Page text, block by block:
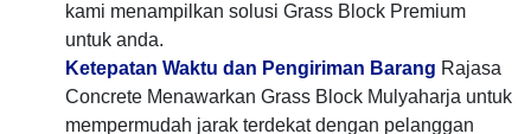
kami menampilkan solusi Grass Block Premium
untuk anda.
Ketepatan Waktu dan Pengiriman Barang Rajasa
Concrete Menawarkan Grass Block Mulyaharja untuk
mempermudah jarak terdekat dengan pelanggan